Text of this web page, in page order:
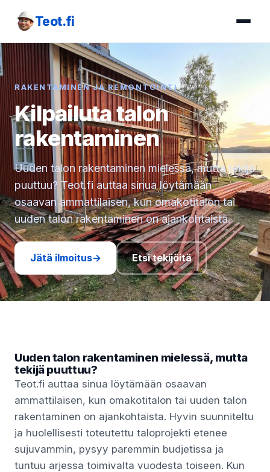
Teot.fi
RAKENTAMINEN JA REMONTOINTI
Kilpailuta talon
rakentaminen
Uuden talon rakentaminen mielessä, mutta tekijä
puuttuu? Teot.fi auttaa sinua löytämään
osaavan ammattilaisen, kun omakotitalon tai
uuden talon rakentaminen on ajankohtaista.
Jätä ilmoitus→ Etsi tekijöitä
Uuden talon rakentaminen mielessä, mutta
tekijä puuttuu?
Teot.fi auttaa sinua löytämään osaavan
ammattilaisen, kun omakotitalon tai uuden talon
rakentaminen on ajankohtaista. Hyvin suunniteltu
ja huolellisesti toteutettu taloprojekti etenee
sujuvammin, pysyy paremmin budjetissa ja
tuntuu arjessa toimivalta vuodesta toiseen. Kun